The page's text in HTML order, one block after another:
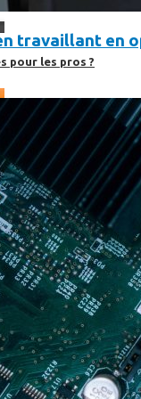
pour les pros ?
travaillant en